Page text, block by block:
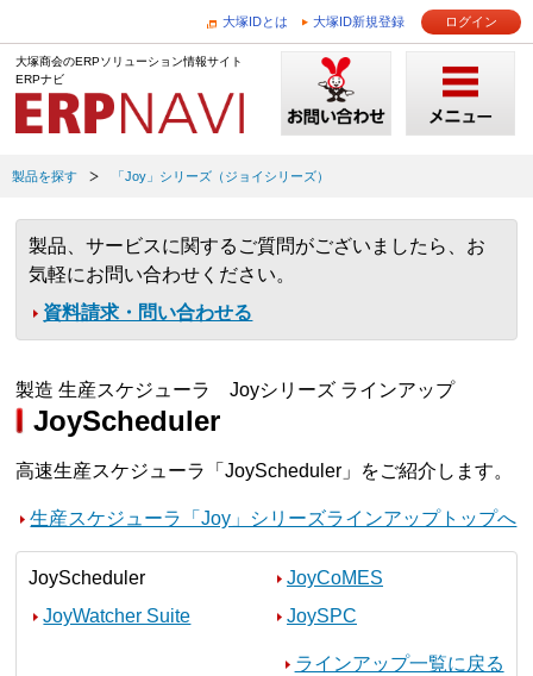
大塚IDとは 大塚ID新規登録 ログイン
大塚商会のERPソリューション情報サイト
ERPナビ
製品を探す 「Joy」シリーズ（ジョイシリーズ）
製品、サービスに関するご質問がございましたら、お
気軽にお問い合わせください。
資料請求・問い合わせる
製造 生産スケジューラ Joyシリーズ ラインアップ
JoyScheduler
高速生産スケジューラ「JoyScheduler」をご紹介します。
生産スケジューラ「Joy」シリーズラインアップトップへ
JoyScheduler
JoyCoMES
JoyWatcher Suite
JoySPC
ラインアップ一覧に戻る